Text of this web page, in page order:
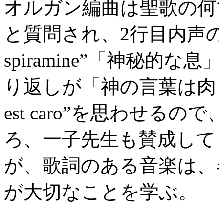
オルガン編曲は聖歌の
と質問され、2行目内声
spiramine”「神秘的な息
り返しが「神の言葉は
est caro”を思わせるの
ろ、一子先生も賛成し
が、歌詞のある音楽は
が大切なことを学ぶ。